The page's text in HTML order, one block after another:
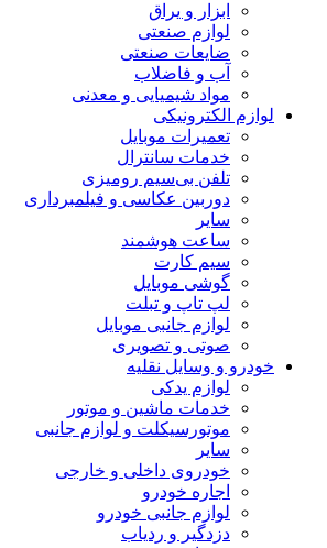
ابزار و یراق
لوازم صنعتی
ضایعات صنعتی
آب و فاضلاب
مواد شیمیایی و معدنی
لوازم الکترونیکی
تعمیرات موبایل
خدمات سانترال
تلفن بی‌سیم رومیزی
دوربین عکاسی و فیلمبرداری
سایر
ساعت هوشمند
سیم کارت
گوشی موبایل
لپ تاپ و تبلت
لوازم جانبی موبایل
صوتی و تصویری
خودرو و وسایل نقلیه
لوازم یدکی
خدمات ماشین و موتور
موتورسیکلت و لوازم جانبی
سایر
خودروی داخلی و خارجی
اجاره خودرو
لوازم جانبی خودرو
دزدگیر و ردیاب